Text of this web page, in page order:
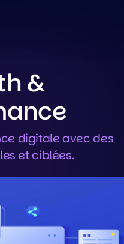
digitale avec des
et ciblées.